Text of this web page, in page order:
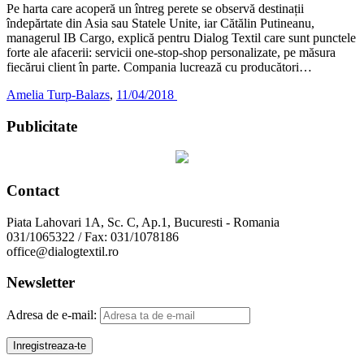
Pe harta care acoperă un întreg perete se observă destinații
îndepărtate din Asia sau Statele Unite, iar Cătălin Putineanu,
managerul IB Cargo, explică pentru Dialog Textil care sunt punctele
forte ale afacerii: servicii one-stop-shop personalizate, pe măsura
fiecărui client în parte. Compania lucrează cu producători…
Amelia Turp-Balazs, 11/04/2018
Publicitate
Contact
Piata Lahovari 1A, Sc. C, Ap.1, Bucuresti - Romania
031/1065322 / Fax: 031/1078186
office@dialogtextil.ro
Newsletter
Adresa de e-mail: